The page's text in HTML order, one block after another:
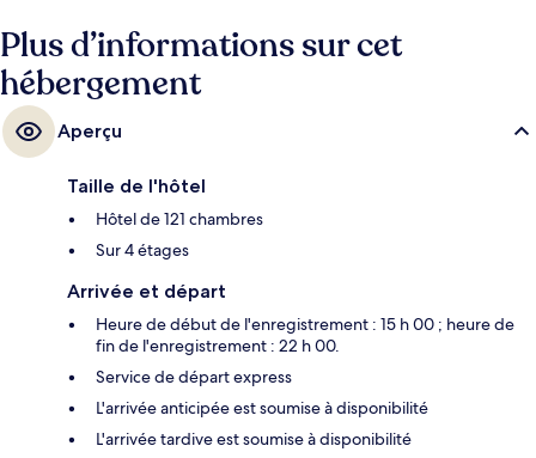
Plus d’informations sur cet
hébergement
Aperçu
Taille de l'hôtel
Hôtel de 121 chambres
Sur 4 étages
Arrivée et départ
Heure de début de l'enregistrement : 15 h 00 ; heure de
fin de l'enregistrement : 22 h 00.
Service de départ express
L'arrivée anticipée est soumise à disponibilité
L'arrivée tardive est soumise à disponibilité